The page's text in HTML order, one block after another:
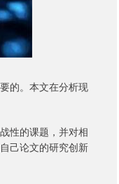
的。本文在分析现
性的课题，并对相
己论文的研究创新
200.89